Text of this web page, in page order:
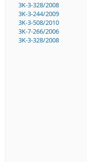
3K-3-328/2008
3K-3-244/2009
3K-3-508/2010
3K-7-266/2006
3K-3-328/2008